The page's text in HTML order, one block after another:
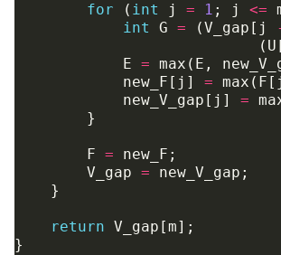
for ( int j = 1 ; j <=
int
G = (V_gap [ j
( U
E = max ( E ,
new_F [ j ] = max ( F [
new_V_gap [ j ] =
}
F = new_F ;
V_gap = new_V_gap ;
}
return V_gap [m];
}